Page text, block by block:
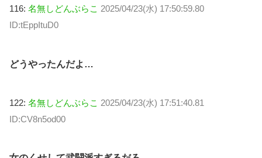
116: 名無しどんぶらこ 2025/04/23(水) 17:50:59.80
ID:tEppItuD0
どうやったんだよ…
122: 名無しどんぶらこ 2025/04/23(水) 17:51:40.81
ID:CV8n5od00